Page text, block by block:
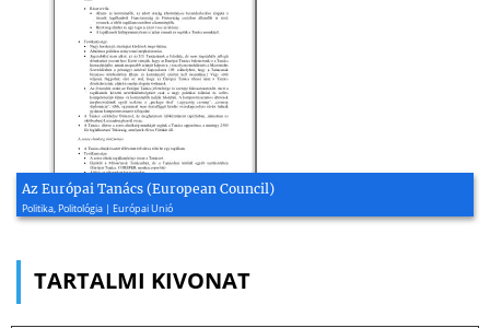
Az Európai Tanács (European Council)
Politika, Politológia | Európai Unió
TARTALMI KIVONAT